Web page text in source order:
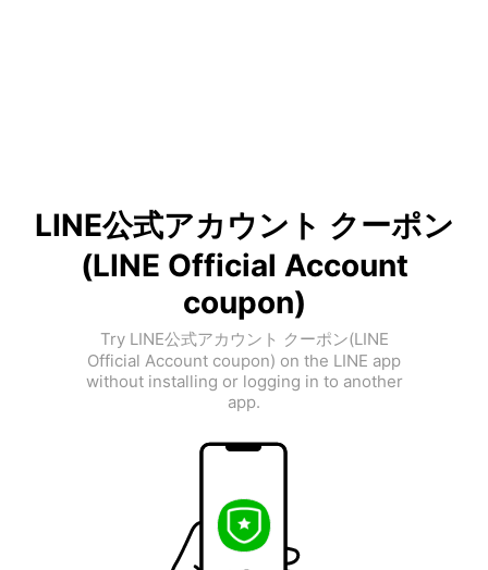
LINE公式アカウント クーポン
(LINE Official Account
coupon)
Try LINE公式アカウント クーポン(LINE
Official Account coupon) on the LINE app
without installing or logging in to another
app.